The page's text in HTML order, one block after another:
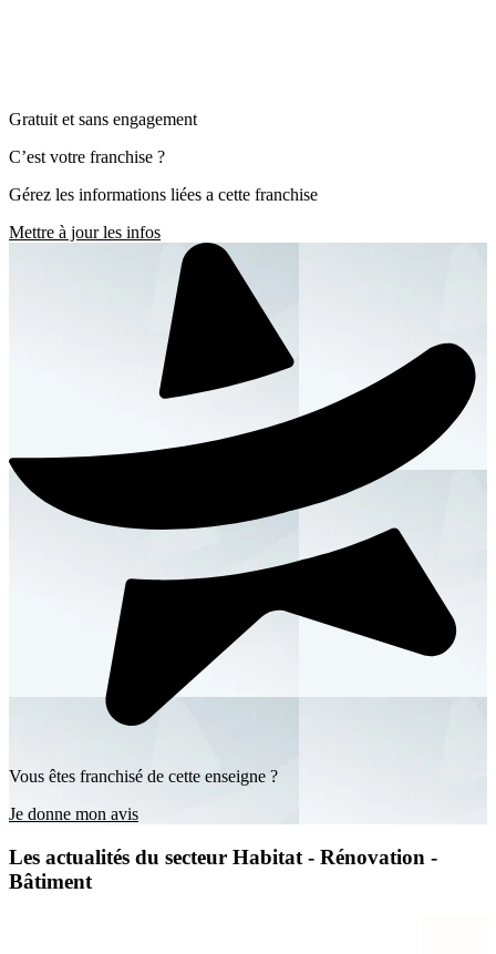
Gratuit et sans engagement
C’est votre franchise ?
Gérez les informations liées a cette franchise
Mettre à jour les infos
Vous êtes franchisé de cette enseigne ?
Je donne mon avis
Les actualités du secteur Habitat - Rénovation -
Bâtiment